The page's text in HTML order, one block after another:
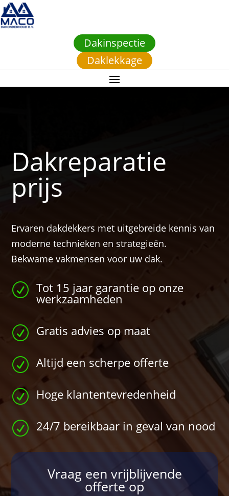
Dakinspectie
Daklekkage
Dakreparatie
prijs
Ervaren dakdekkers met uitgebreide kennis van
moderne technieken en strategieën.
Bekwame vakmensen voor uw dak.
R Tot 15 jaar garantie op onze
werkzaamheden
R Gratis advies op maat
R Altijd een scherpe offerte
R Hoge klantentevredenheid
R 24/7 bereikbaar in geval van nood
Vraag een vrijblijvende
offerte op